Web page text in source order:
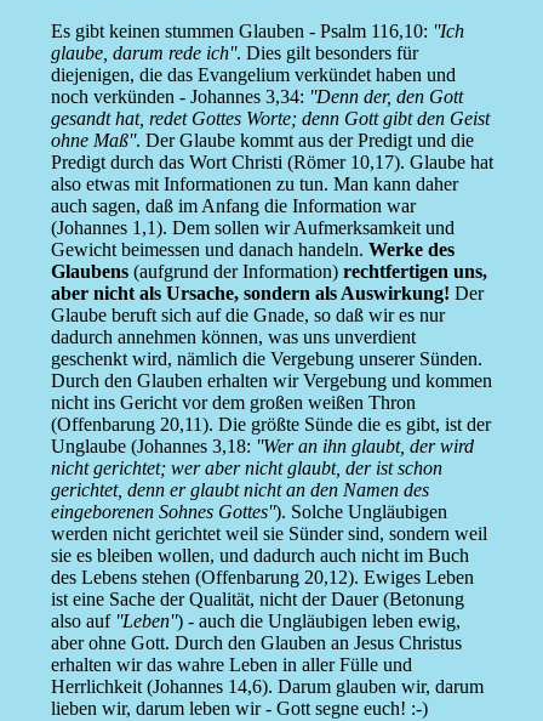
Es gibt keinen stummen Glauben - Psalm 116,10: ''Ich
glaube, darum rede ich''. Dies gilt besonders für
diejenigen, die das Evangelium verkündet haben und
noch verkünden - Johannes 3,34: ''Denn der, den Gott
gesandt hat, redet Gottes Worte; denn Gott gibt den Geist
ohne Maß''. Der Glaube kommt aus der Predigt und die
Predigt durch das Wort Christi (Römer 10,17). Glaube hat
also etwas mit Informationen zu tun. Man kann daher
auch sagen, daß im Anfang die Information war
(Johannes 1,1). Dem sollen wir Aufmerksamkeit und
Gewicht beimessen und danach handeln. Werke des
Glaubens(aufgrund der Information) rechtfertigen uns,
aber nicht als Ursache, sondern als Auswirkung! Der
Glaube beruft sich auf die Gnade, so daß wir es nur
dadurch annehmen können, was uns unverdient
geschenkt wird, nämlich die Vergebung unserer Sünden.
Durch den Glauben erhalten wir Vergebung und kommen
nicht ins Gericht vor dem großen weißen Thron
(Offenbarung 20,11). Die größte Sünde die es gibt, ist der
Unglaube (Johannes 3,18: ''Wer an ihn glaubt, der wird
nicht gerichtet; wer aber nicht glaubt, der ist schon
gerichtet, denn er glaubt nicht an den Namen des
eingeborenen Sohnes Gottes''). Solche Ungläubigen
werden nicht gerichtet weil sie Sünder sind, sondern weil
sie es bleiben wollen, und dadurch auch nicht im Buch
des Lebens stehen (Offenbarung 20,12). Ewiges Leben
ist eine Sache der Qualität, nicht der Dauer (Betonung
also auf ''Leben'') - auch die Ungläubigen leben ewig,
aber ohne Gott. Durch den Glauben an Jesus Christus
erhalten wir das wahre Leben in aller Fülle und
Herrlichkeit (Johannes 14,6). Darum glauben wir, darum
lieben wir, darum leben wir - Gott segne euch! :-)